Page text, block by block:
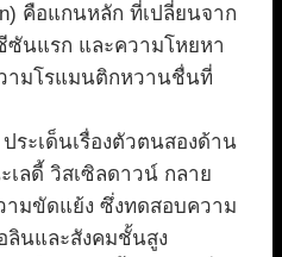
คือแกนหลัก ที่เปลี่ยนจาก
ซันแรก และความโหยหา
ามโรแมนติกหวานชื่นที่
ประเด็นเรื่องตัวตนสองด้าน
เลดี้ วิสเซิลดาวน์ กลาย
ามขัดแย้ง ซึ่งทดสอบความ
ลินและสังคมชั้นสูง